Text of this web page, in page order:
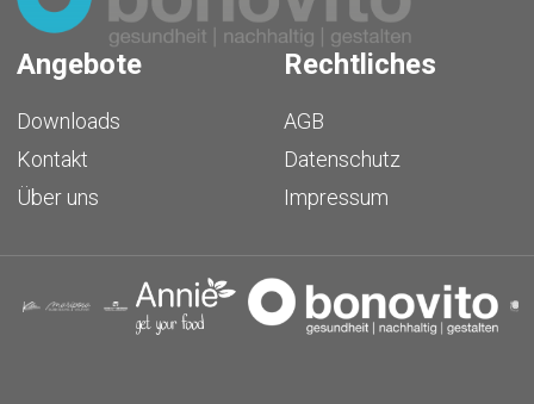
Angebote
Downloads
Kontakt
Über uns
Rechtliches
AGB
Datenschutz
Impressum